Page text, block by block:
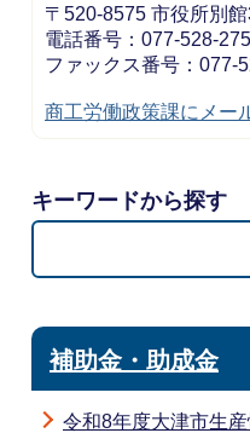
〒520-8575 市役所別
電話番号：077-528-
ファックス番号：077-
商工労働政策課にメー
キーワードから探す
補助金・助成金
令和8年度大津市生